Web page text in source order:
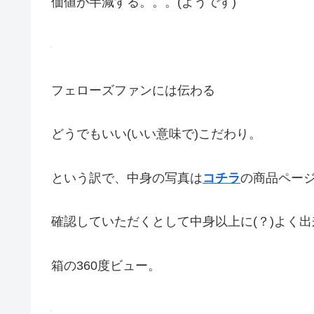
フェローズファンには伝わる
どうでもいい(いい意味で)こだわり。
という訳で、中身の写真はコチラの商品ペー
確認していただくとして中身以上に(？)よく
箱の360度ビュー。